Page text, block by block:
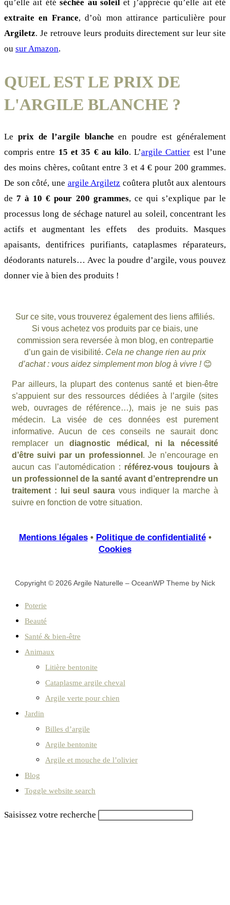
qu’elle ait étéséchée au soleilet j’apprécie qu’elle ait été
extraite en France, d’où mon attirance particulière pour
Argiletz. Je retrouve leurs produits directement sur leur site
ou sur Amazon.
QUEL EST LE PRIX DE
L'ARGILE BLANCHE ?
Le prix de l’argile blancheen poudre est généralement
compris entre 15 et 35 € au kilo. L’argile Cattier est l’une
des moins chères, coûtant entre 3 et 4 € pour 200 grammes.
De son côté, une argile Argiletz coûtera plutôt aux alentours
de 7 à 10 € pour 200 grammes, ce qui s’explique par le
processus long de séchage naturel au soleil, concentrant les
actifs et augmentant les effets des produits. Masques
apaisants, dentifrices purifiants, cataplasmes réparateurs,
déodorants naturels… Avec la poudre d’argile, vous pouvez
donner vie à bien des produits !
Sur ce site, vous trouverez également des liens affiliés.
Si vous achetez vos produits par ce biais, une
commission sera reversée à mon blog, en contrepartie
d’un gain de visibilité. Cela ne change rien au prix
d’achat : vous aidez simplement mon blog à vivre ! 😊
Par ailleurs, la plupart des contenus santé et bien-être
s’appuient sur des ressources dédiées à l’argile (sites
web, ouvrages de référence…), mais je ne suis pas
médecin. La visée de ces données est purement
informative. Aucun de ces conseils ne saurait donc
remplacer undiagnostic médical, ni la nécessité
d’être suivi par un professionnel . Je n’encourage en
aucun cas l’automédication : référez-vous toujours à
un professionnel de la santé avant d’entreprendre un
traitement : lui seul saura vous indiquer la marche à
suivre en fonction de votre situation.
Mentions légales• Politique de confidentialité•
Cookies
Copyright © 2026 Argile Naturelle – OceanWP Theme by Nick
Poterie
Beauté
Santé & bien-être
Animaux
Litière bentonite
Cataplasme argile cheval
Argile verte pour chien
Jardin
Billes d’argile
Argile bentonite
Argile et mouche de l’olivier
Blog
Toggle website search
Saisissez votre recherche